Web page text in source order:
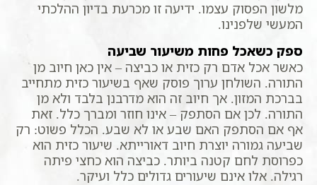
מלשון הפסוק עצמו. ידיעה זו מכרעת בדיון ההלכתי
המעשי שלפנינו.
ספק כשאכל פחות משיעור שביעה
כאשר אכל אדם רק כזית או כביצה – אין כאן חיוב מן
התורה. השולחן ערוך פוסק שאף בשיעור כזית מתחייב
בברכת המזון. אך חיוב זה הוא מדרבנן בלבד ולא מן
התורה. לכן אם הסתפק – אינו חוזר ומברך כלל. זאת
אף אם הסתפק האם שבע או לא שבע. הכלל פשוט: רק
שביעה גמורה יוצרת חיוב דאורייתא. שיעור כזית הוא
כפרוסת לחם קטנה ביותר. כביצה הוא כחצי פיתה
רגילה. אלו אינם שיעורים גדולים כלל ועיקר.